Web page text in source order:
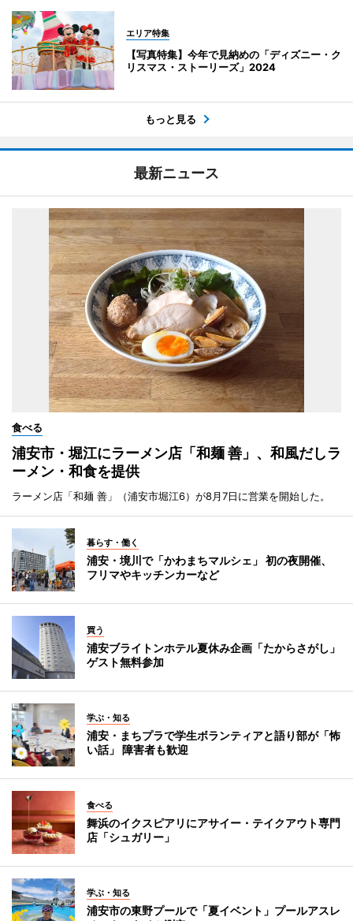
エリア特集
【写真特集】今年で見納めの「ディズニー・ク
リスマス・ストーリーズ」2024
もっと見る
最新ニュース
食べる
浦安市・堀江にラーメン店「和麺 善」、和風だしラ
ーメン・和食を提供
ラーメン店「和麺 善」（浦安市堀江6）が8月7日に営業を開始した。
暮らす・働く
浦安・境川で「かわまちマルシェ」 初の夜開催、
フリマやキッチンカーなど
買う
浦安ブライトンホテル夏休み企画「たからさがし」
ゲスト無料参加
学ぶ・知る
浦安・まちプラで学生ボランティアと語り部が「怖
い話」 障害者も歓迎
食べる
舞浜のイクスピアリにアサイー・テイクアウト専門
店「シュガリー」
学ぶ・知る
浦安市の東野プールで「夏イベント」プールアスレ